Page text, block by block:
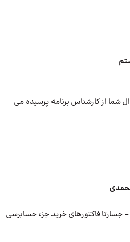
شما از کارشناس برنامه پرسیده می
فاکتورهای خرید جزء حسابرسی